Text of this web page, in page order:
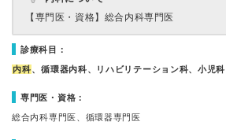
【専門医・資格】 総合内科専門医
診療科目：
内科、循環器内科、リハビリテーション科、小児科
専門医・資格：
総合内科専門医、循環器専門医